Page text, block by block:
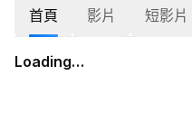
首頁 影片 短影片
Loading…